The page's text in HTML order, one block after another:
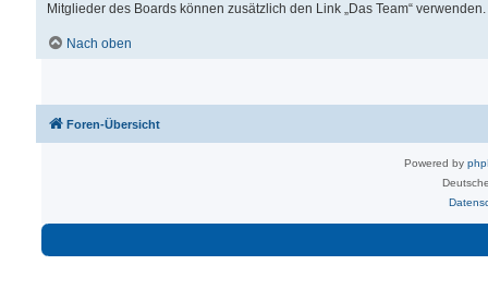
Mitglieder des Boards können zusätzlich den Link „Das Team“ verwenden.
Nach oben
Foren-Übersicht
Powered by